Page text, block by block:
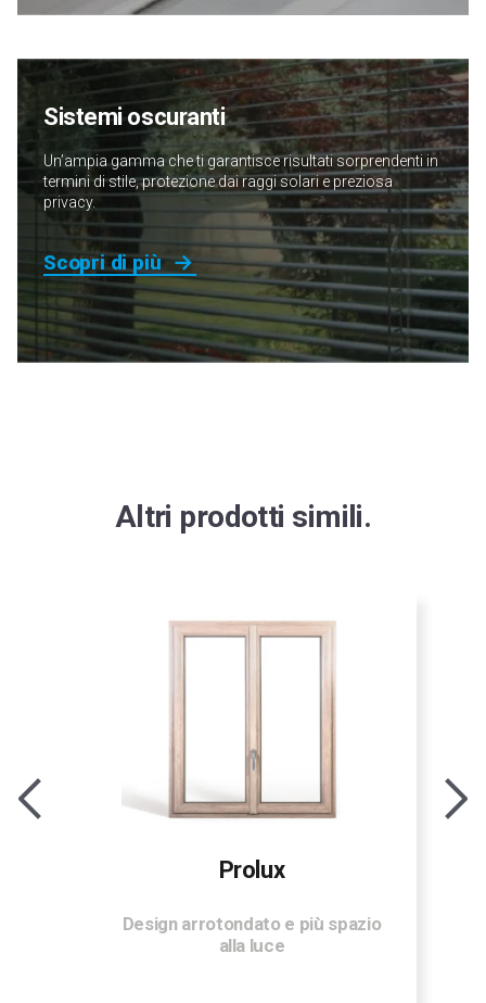
Sistemi oscuranti
Un’ampia gamma che ti garantisce risultati sorprendenti in
termini di stile, protezione dai raggi solari e preziosa
privacy.
Scopri di più
Altri prodotti simili.
Prolux
Design arrotondato e più spazio
alla luce